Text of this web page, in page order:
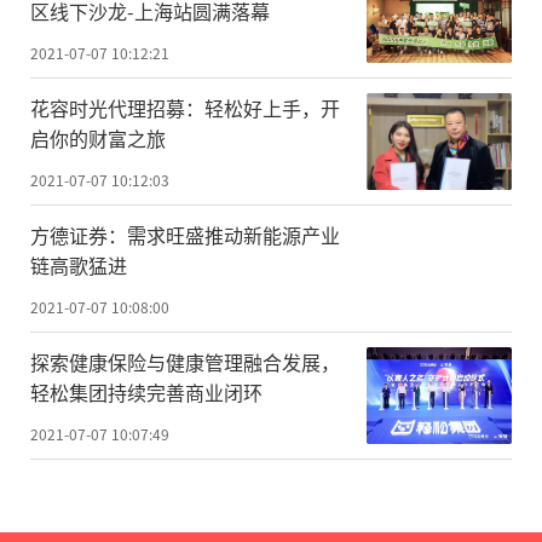
区线下沙龙-上海站圆满落幕
2021-07-07 10:12:21
花容时光代理招募：轻松好上手，开
启你的财富之旅
2021-07-07 10:12:03
方德证券：需求旺盛推动新能源产业
链高歌猛进
2021-07-07 10:08:00
探索健康保险与健康管理融合发展，
轻松集团持续完善商业闭环
2021-07-07 10:07:49